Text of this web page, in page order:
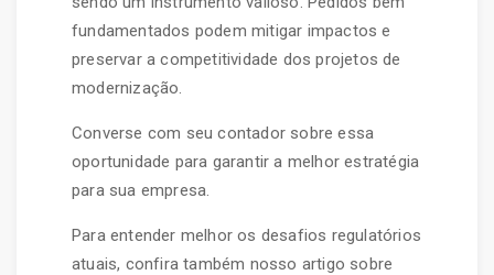
fundamentados podem mitigar impactos e
preservar a competitividade dos projetos de
modernização.
Converse com seu contador sobre essa
oportunidade para garantir a melhor estratégia
para sua empresa.
Para entender melhor os desafios regulatórios
atuais, confira também nosso artigo sobre